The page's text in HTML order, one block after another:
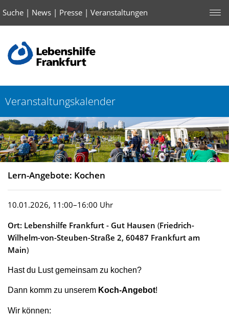
Suche | News | Presse | Veranstaltungen
Veranstaltungskalender
Lern-Angebote: Kochen
10.01.2026, 11:00–16:00 Uhr
Ort: Lebenshilfe Frankfurt - Gut Hausen (Friedrich-
Wilhelm-von-Steuben-Straße 2, 60487 Frankfurt am
Main)
Hast du Lust gemeinsam zu kochen?
Dann komm zu unserem Koch-Angebot!
Wir können: